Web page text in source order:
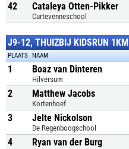
42 Cataleya Otten-Pikker
Curtevenneschool
J9-12, THUIZBIJ KIDSRUN 1KM
PLAATS NAAM
1 Boaz van Dinteren
Hilversum
2 Matthew Jacobs
Kortenhoef
3 Jelte Nickolson
De Regenboogschool
4 Ryan van der Burg